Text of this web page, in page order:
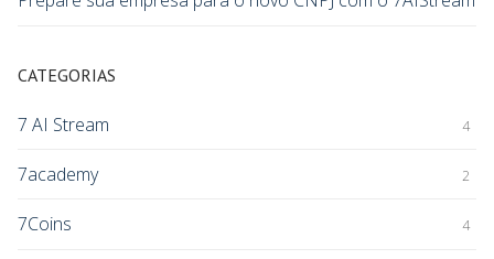
CATEGORIAS
7 AI Stream 4
7academy 2
7Coins 4